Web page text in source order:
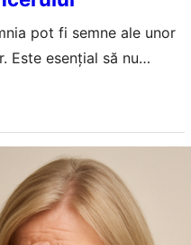
pot fi semne ale unor
Este esențial să nu